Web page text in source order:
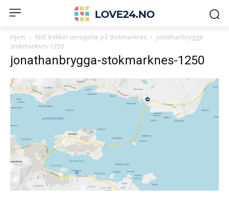
LOVE24.NO
Hjem NVE trekker innsigelse på Stokmarknes
jonathanbrygga-
stokmarknes-1250
jonathanbrygga-stokmarknes-1250